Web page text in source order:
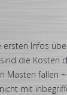
Infos
die Kosten
Masten fallen
mit